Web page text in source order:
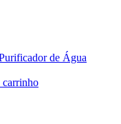
de Água